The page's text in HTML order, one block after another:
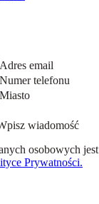
Adres email
Numer telefonu
Miasto
wiadomość
osobowych jest
Prywatności.